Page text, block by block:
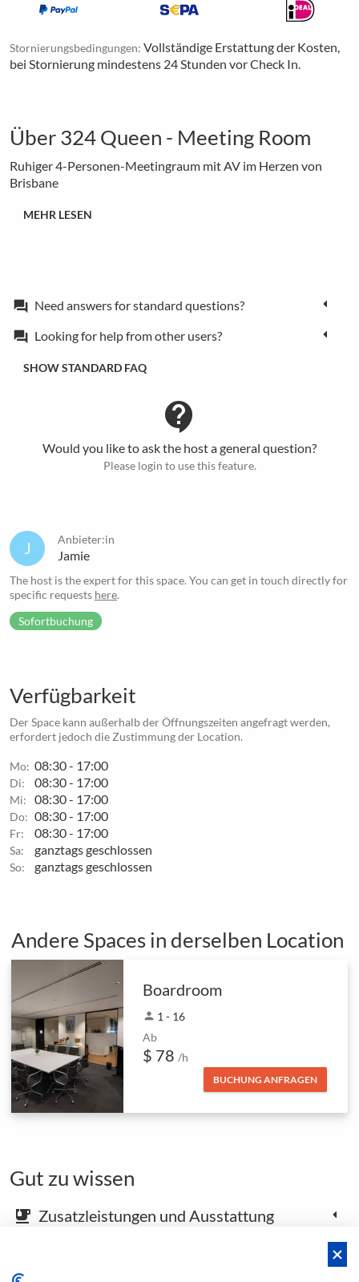
Stornierungsbedingungen: Vollständige Erstattung der Kosten,
bei Stornierung mindestens 24 Stunden vor Check In.
Über 324 Queen - Meeting Room
Ruhiger 4-Personen-Meetingraum mit AV im Herzen von
Brisbane
MEHR LESEN
forum Need answers for standard questions?
forum Looking for help from other users?
SHOW STANDARD FAQ
contact_support
Would you like to ask the host a general question?
Please login to use this feature.
J Anbieter:in
Jamie
The host is the expert for this space. You can get in touch directly for
specific requests here.
Sofortbuchung
Verfügbarkeit
Der Space kann außerhalb der Öffnungszeiten angefragt werden,
erfordert jedoch die Zustimmung der Location.
Mo: 08:30 - 17:00
Di: 08:30 - 17:00
Mi: 08:30 - 17:00
Do: 08:30 - 17:00
Fr: 08:30 - 17:00
Sa: ganztags geschlossen
So: ganztags geschlossen
Andere Spaces in derselben Location
Boardroom
person 1 - 16
Ab
$ 78 /h
BUCHUNG ANFRAGEN
Gut zu wissen
emoji_food_beverage Zusatzleistungen und Ausstattung